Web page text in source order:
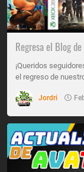
Regresa el Blog de
¡Queridos
el regreso de
Jordri